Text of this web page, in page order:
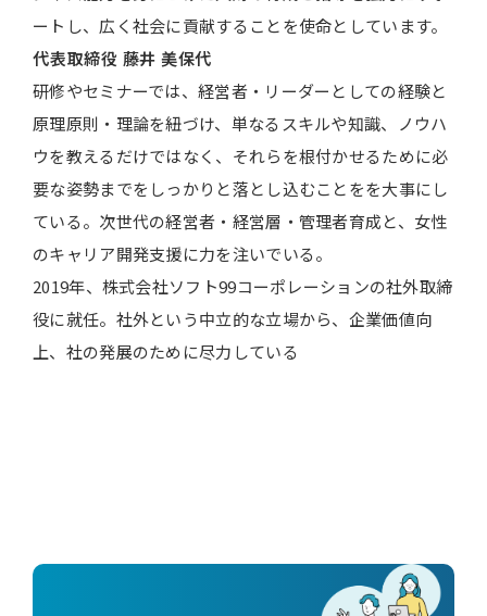
ートし、広く社会に貢献することを使命としています。
代表取締役 藤井 美保代
研修やセミナーでは、経営者・リーダーとしての経験と
原理原則・理論を紐づけ、単なるスキルや知識、ノウハ
ウを教えるだけではなく、それらを根付かせるために必
要な姿勢までをしっかりと落とし込むことをを大事にし
ている。次世代の経営者・経営層・管理者育成と、女性
のキャリア開発支援に力を注いでいる。
2019年、株式会社ソフト99コーポレーションの社外取締
役に就任。社外という中立的な立場から、企業価値向
上、社の発展のために尽力している